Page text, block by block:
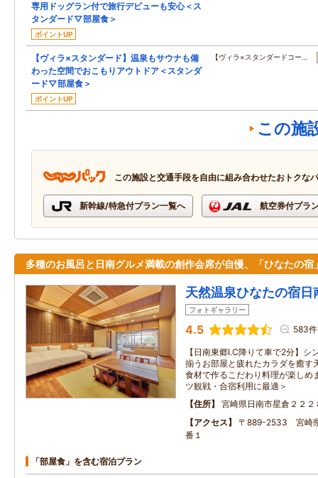
専用ドッグラン付で旅行デビューも安心＜ス
タンダード▽部屋食＞
ポイントUP
【ヴィラ×スタンダード】温泉もサウナも備
わった空間でおこもりアウトドア＜スタンダ
ード▽部屋食＞
ポイントUP
【ヴィラ×スタンダードコー…
この施
この施設と交通手段を自由に組み合わせたおトクな
新幹線/特急付プラン一覧へ 航空券付プラ
多種のお風呂と日南グルメ満載の創作会席が自慢、「ひなたの宿
天然温泉ひなたの宿日
フォトギャラリー
4.5 583件
【日南東郷I.C降りて車で2分】
揃うお部屋と疲れたカラダを癒す
食材で作るこだわり料理が楽しめ
ツ観戦・合宿利用に最適＞
住所
宮崎県日南市星倉２２２
アクセス
〒889-2533 宮崎
番１
「部屋食」を含む宿泊プラン